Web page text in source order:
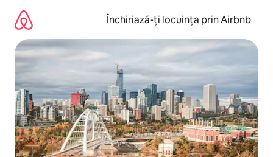
mergi
conținut
Închiriază-ți locuința prin Airbnb